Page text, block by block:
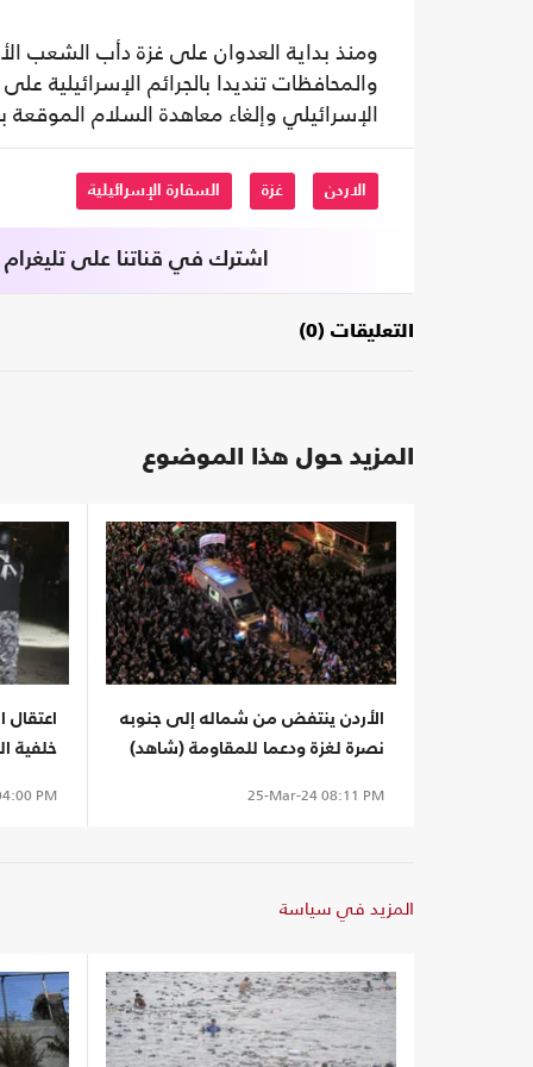
ومنذ بداية العدوان على غزة دأب الشعب
والمحافظات تنديدا بالجرائم الإسرائيلية
الإسرائيلي وإلغاء معاهدة السلام الموقعة
الاردن غزة السفارة الإسرائيلية
اشترك في قناتنا على تليغرام
التعليقات (0)
المزيد حول هذا الموضوع
الأردن ينتفض من شماله إلى جنوبه
نصرة لغزة ودعما للمقاومة (شاهد)
25-Mar-2408:11 PM
خلفية
PM
المزيد في سياسة